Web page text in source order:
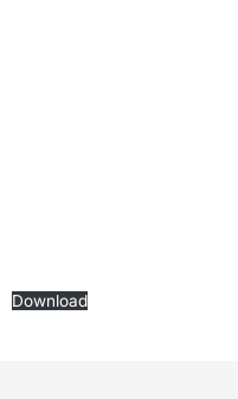
Download